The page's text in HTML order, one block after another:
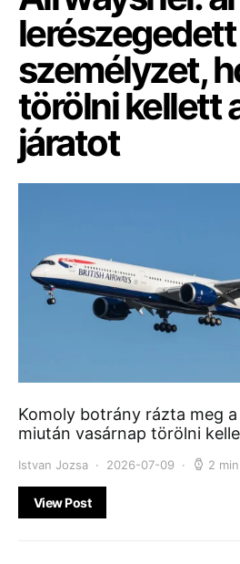
lerészegedett
személyzet,
törölni kellett
járatot
Komoly botrány rázta meg
miután vasárnap törölni
Istvan Jozsa 2026-07-09 2
View Post